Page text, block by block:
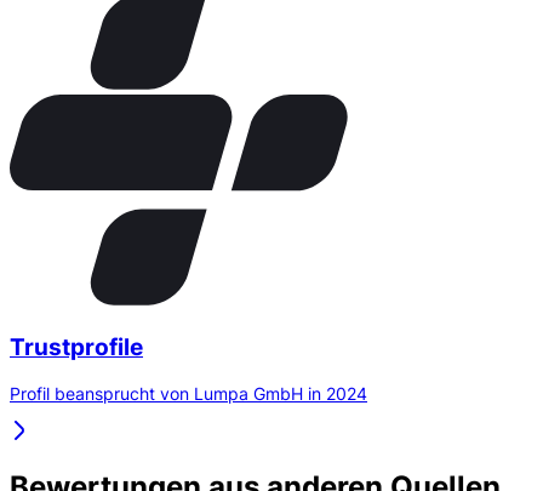
Trustprofile
Profil beansprucht von Lumpa GmbH in 2024